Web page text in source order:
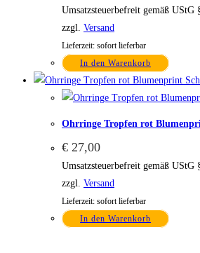
Umsatzsteuerbefreit gemäß UStG
zzgl. Versand
Lieferzeit: sofort lieferbar
In den Warenkorb
Ohrringe Tropfen rot
€ 27,00
Umsatzsteuerbefreit gemäß UStG
zzgl. Versand
Lieferzeit: sofort lieferbar
In den Warenkorb